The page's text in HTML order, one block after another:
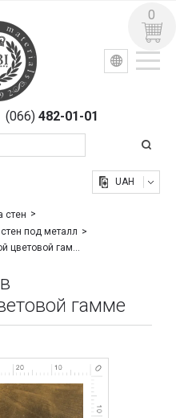
(066) 482-01-01
УКР РУС
UAH
0
стен
под металл
Эффект Seduzioni в альтернативной цветовой гамме
гамме